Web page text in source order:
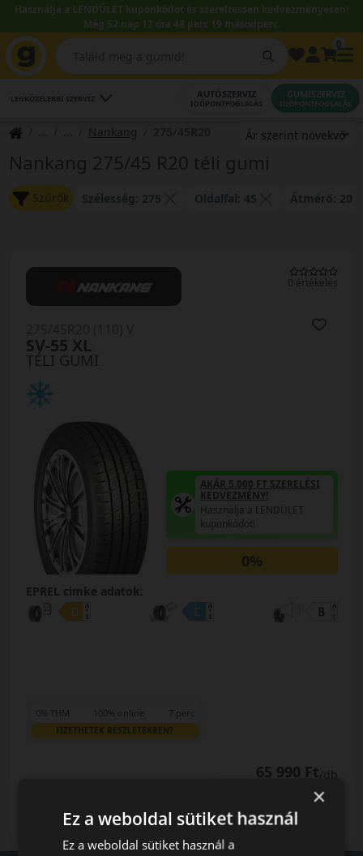
Használja a LENDÜLET kuponkódot és szereltessen kedvezményesen!
Még 52 nap 12 óra 48 perc 19 másodperc.
LEGKÖZELEBBI SZERVIZ AUTÓSZERVIZ
IDŐPONTFOGLALÁS
GUMISZERVIZ
IDŐPONTFOGLALÁS
Nankang
Nankang 275/45 R20 téli gumi
Szűrők
0 értékelés
TÉLI GUMI
SV-55 XL
AKÁR 5.000 FT SZERELÉSI
KEDVEZMÉNY!
Használja a LENDÜLET
kuponkódot!
0%
EPREL cimke adatok:
0% THM 100% online 7 perc
FIZETHETEK RÉSZLETEKBEN?
65 990 Ft/db
Kuponkód másolása
db KOSÁRBA
×
Ez a weboldal sütiket használ
Ez a weboldal sütiket használ a